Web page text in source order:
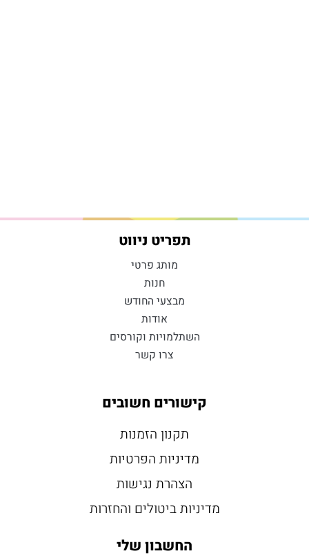
תפריט ניווט
מותג פרטי
חנות
מבצעי החודש
אודות
השתלמויות וקורסים
צרו קשר
קישורים חשובים
תקנון הזמנות
מדיניות הפרטיות
הצהרת נגישות
מדיניות ביטולים והחזרות
החשבון שלי